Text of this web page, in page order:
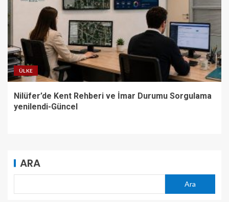
ÜLKE
Nilüfer’de Kent Rehberi ve İmar Durumu Sorgulama
yenilendi-Güncel
ARA
Ara